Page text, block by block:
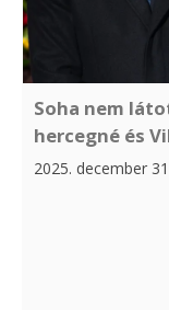
Soha nem
hercegné és
2025. december